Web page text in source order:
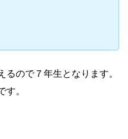
ので７年生となります。
す。